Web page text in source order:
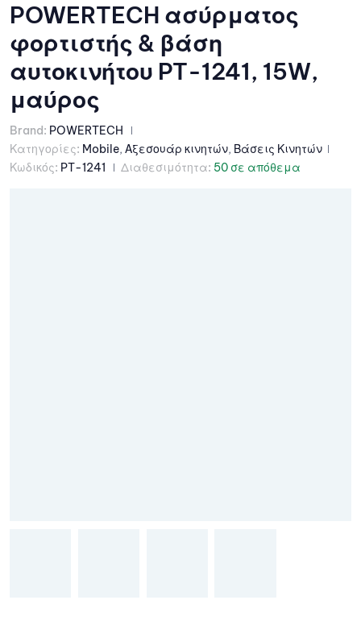
POWERTECH ασύρματος
φορτιστής & βάση
αυτοκινήτου PT-1241, 15W,
μαύρος
Brand: POWERTECH
Κατηγορίες: Mobile, Αξεσουάρ κινητών, Βάσεις Κινητών
Κωδικός: PT-1241 Διαθεσιμότητα: 50 σε απόθεμα